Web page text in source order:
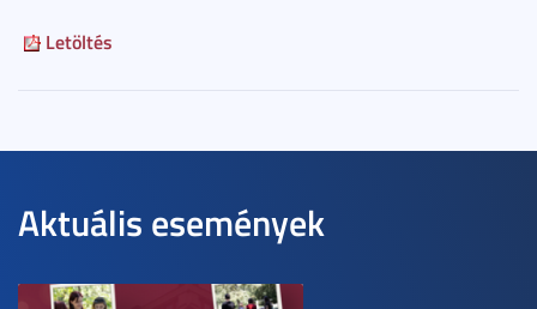
Letöltés
Aktuális események